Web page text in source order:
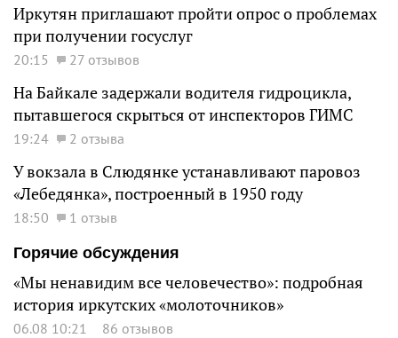
Иркутян приглашают пройти опрос о проблемах
при получении госуслуг
20:15 27 отзывов
На Байкале задержали водителя гидроцикла,
пытавшегося скрыться от инспекторов ГИМС
19:24 2 отзыва
У вокзала в Слюдянке устанавливают паровоз
«Лебедянка», построенный в 1950 году
18:50
1 отзыв
Горячие обсуждения
«Мы ненавидим все человечество»: подробная
история иркутских «молоточников»
06.08 10:21 86 отзывов